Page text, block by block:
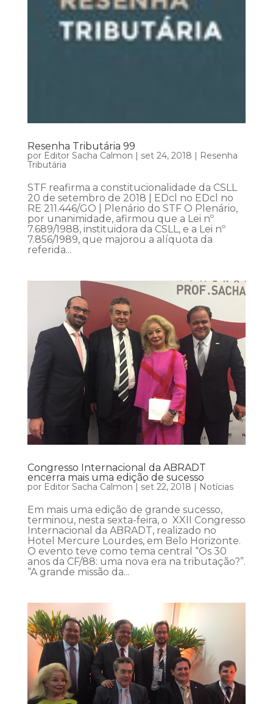
Resenha Tributária 99
por Editor Sacha Calmon | set 24, 2018 | Resenha
Tributária
STF reafirma a constitucionalidade da CSLL
20 de setembro de 2018 | EDcl no EDcl no
RE 211.446/GO | Plenário do STF O Plenário,
por unanimidade, afirmou que a Lei nº
7.689/1988, instituidora da CSLL, e a Lei nº
7.856/1989, que majorou a alíquota da
referida...
Congresso Internacional da ABRADT
encerra mais uma edição de sucesso
por Editor Sacha Calmon | set 22, 2018 | Notícias
Em mais uma edição de grande sucesso,
terminou, nesta sexta-feira, o XXII Congresso
Internacional da ABRADT, realizado no
Hotel Mercure Lourdes, em Belo Horizonte.
O evento teve como tema central “Os 30
anos da CF/88: uma nova era na tributação?”.
“A grande missão da...